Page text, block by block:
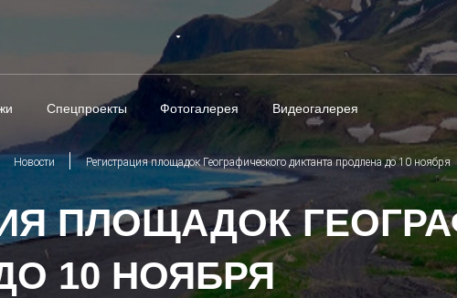
Спецпроекты Фотогалерея Видеогалерея
Новости Регистрация площадок Географического диктанта продлена до 10 ноября
ПЛОЩАДОК
10 НОЯБРЯ